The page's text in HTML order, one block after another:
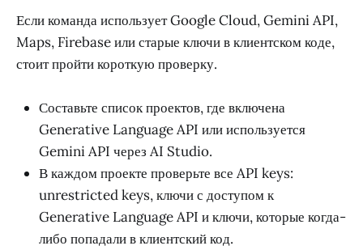
Если команда использует Google Cloud, Gemini API,
Maps, Firebase или старые ключи в клиентском коде,
стоит пройти короткую проверку.
Составьте список проектов, где включена
Generative Language API или используется
Gemini API через AI Studio.
В каждом проекте проверьте все API keys:
unrestricted keys, ключи с доступом к
Generative Language API и ключи, которые когда-
либо попадали в клиентский код.